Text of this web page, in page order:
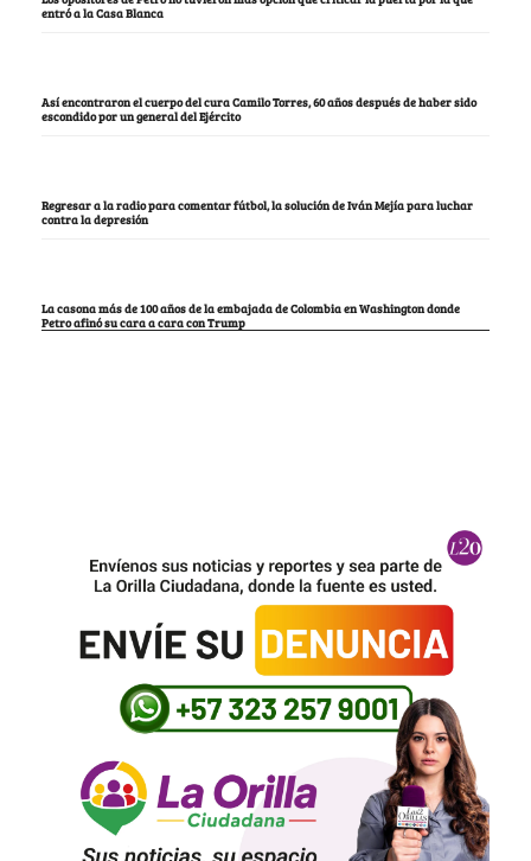
entró a la Casa Blanca
Así encontraron el cuerpo del cura Camilo Torres, 60 años después de haber sido
escondido por un general del Ejército
Regresar a la radio para comentar fútbol, la solución de Iván Mejía para luchar
contra la depresión
La casona más de 100 años de la embajada de Colombia en Washington donde
Petro afinó su cara a cara con Trump